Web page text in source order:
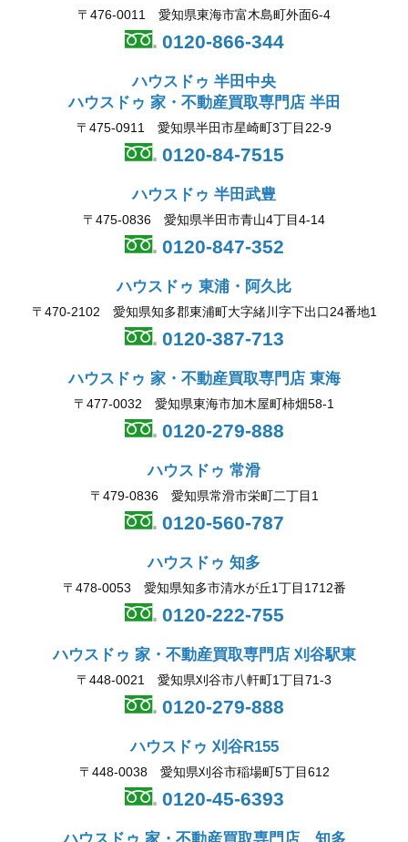
〒476-0011 愛知県東海市富木島町外面6-4
0120-866-344
ハウスドゥ 半田中央
ハウスドゥ 家・不動産買取専門店 半田
〒475-0911 愛知県半田市星崎町3丁目22-9
0120-84-7515
ハウスドゥ 半田武豊
〒475-0836 愛知県半田市青山4丁目4-14
0120-847-352
ハウスドゥ 東浦・阿久比
〒470-2102 愛知県知多郡東浦町大字緒川字下出口24番地1
0120-387-713
ハウスドゥ 家・不動産買取専門店 東海
〒477-0032 愛知県東海市加木屋町柿畑58-1
0120-279-888
ハウスドゥ 常滑
〒479-0836 愛知県常滑市栄町二丁目1
0120-560-787
ハウスドゥ 知多
〒478-0053 愛知県知多市清水が丘1丁目1712番
0120-222-755
ハウスドゥ 家・不動産買取専門店 刈谷駅東
〒448-0021 愛知県刈谷市八軒町1丁目71-3
0120-279-888
ハウスドゥ 刈谷R155
〒448-0038 愛知県刈谷市稲場町5丁目612
0120-45-6393